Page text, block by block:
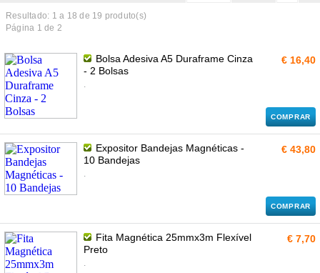
Resultado: 1 a 18 de 19 produto(s)
Página 1 de 2
Bolsa Adesiva A5 Duraframe Cinza
- 2 Bolsas
.
€ 16,40
COMPRAR
Expositor Bandejas Magnéticas -
10 Bandejas
.
€ 43,80
COMPRAR
Fita Magnética 25mmx3m Flexível
Preto
.
€ 7,70